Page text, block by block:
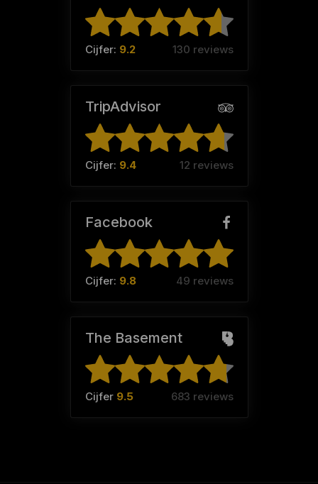
Cijfer: 9.2 130 reviews
TripAdvisor
Cijfer: 9.4 12 reviews
Facebook
Cijfer: 9.8 49 reviews
The Basement
Cijfer 9.5 683 reviews